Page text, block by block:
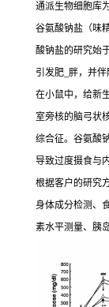
通派生物细胞库
谷氨酸钠盐（味
酸钠盐的研究始
引发肥_胖，并伴
在小鼠中，给新
室旁核的脑弓状
综合征。谷氨酸
导致过度摄食与
根据客户的研究
身体成分检测、
素水平测量、胰